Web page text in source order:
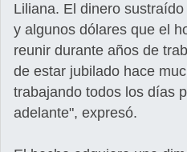
Liliana. El dinero
y algunos dólares que el
reunir durante años de
de estar jubilado hace
trabajando todos los días
adelante", expresó.